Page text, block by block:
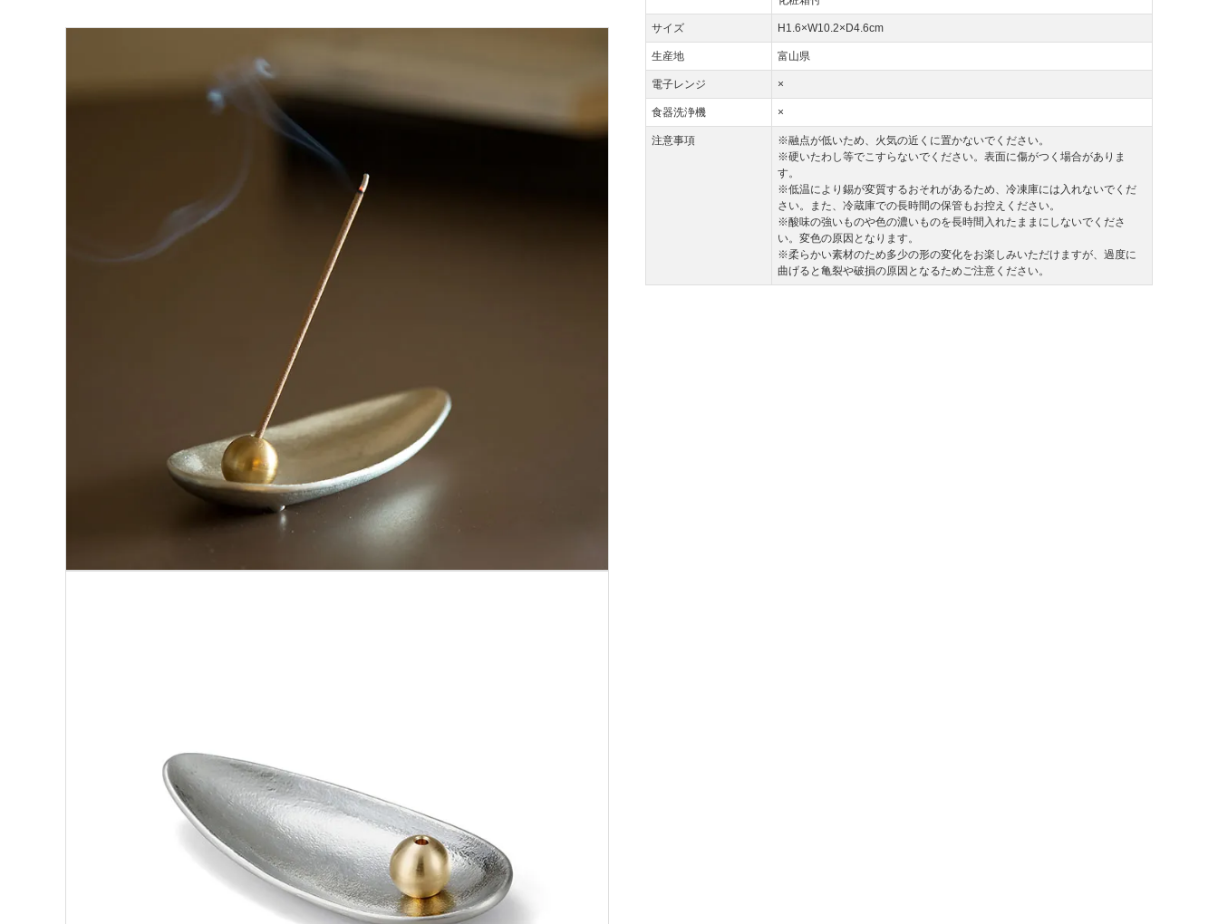
サイズ H1.6×W10.2×D4.6cm
生産地 富山県
電子レンジ ×
食器洗浄機 ×
注意事項
※融点が低いため、火気の近くに置かないでください。
※硬いたわし等でこすらないでください。表面に傷がつく場合がありま
す。
※低温により錫が変質するおそれがあるため、冷凍庫には入れないでくだ
さい。また、冷蔵庫での長時間の保管もお控えください。
※酸味の強いものや色の濃いものを長時間入れたままにしないでくださ
い。変色の原因となります。
※柔らかい素材のため多少の形の変化をお楽しみいただけますが、過度に
曲げると亀裂や破損の原因となるためご注意ください。